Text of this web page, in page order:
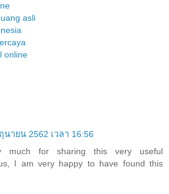
asli
online
นายน 2562 เวลา 16:56
much for sharing this very useful
I am very happy to have found this